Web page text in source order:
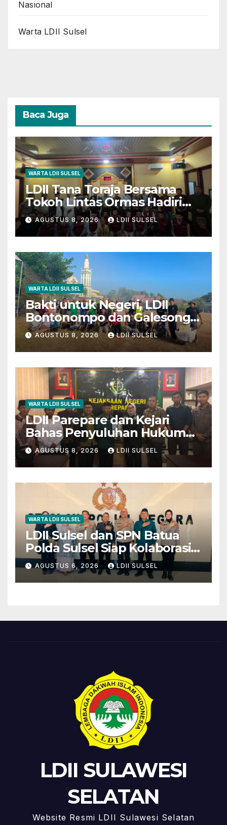
Nasional
Warta LDII Sulsel
Baca Juga
WARTA LDII SULSEL
LDII Tana Toraja Bersama
Tokoh Lintas Ormas Hadiri
Safari Magrib-Isya di Masjid
Polres
AGUSTUS 8, 2026 LDII SULSEL
WARTA LDII SULSEL
Bakti untuk Negeri, LDII
Bontonompo dan Galesong
Kerja Bakti Bersama di
Lapangan Barembeng
AGUSTUS 8, 2026 LDII SULSEL
WARTA LDII SULSEL
LDII Parepare dan Kejari
Bahas Penyuluhan Hukum
untuk Warga dan Masyarakat
AGUSTUS 8, 2026 LDII SULSEL
WARTA LDII SULSEL
LDII Sulsel dan SPN Batua
Polda Sulsel Siap Kolaborasi
Bakti Sosial Sambut HUT RI
ke-81
AGUSTUS 6, 2026 LDII SULSEL
LDII SULAWESI
SELATAN
Website Resmi LDII Sulawesi Selatan